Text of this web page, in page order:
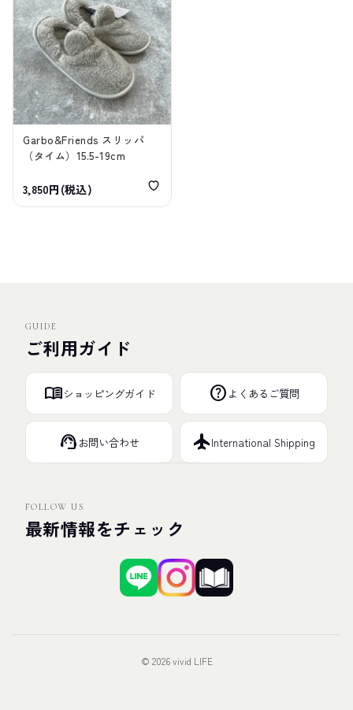
Garbo&Friends スリッパ
（タイム）15.5-19cm
3,850円(税込)
GUIDE
ご利用ガイド
menu_bookショッピングガイド help よくあるご質問
support_agent お問い合わせ flightInternational Shipping
FOLLOW US
最新情報をチェック
© 2026 vivid LIFE